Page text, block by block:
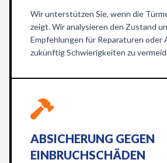
Wir unterstützen Sie, wenn die
zeigt. Wir analysieren den Zustand
Empfehlungen für Reparaturen oder
zukünftig Schwierigkeiten zu
ABSICHERUNG GEGEN
EINBRUCHSCHÄDEN